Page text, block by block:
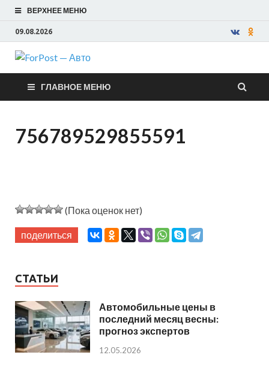
ВЕРХНЕЕ МЕНЮ
09.08.2026
ForPost —
Авто
ГЛАВНОЕ МЕНЮ
756789529855591
(Пока оценок нет)
поделиться
СТАТЬИ
Автомобильные цены в
последний месяц весны:
прогноз экспертов
12.05.2026